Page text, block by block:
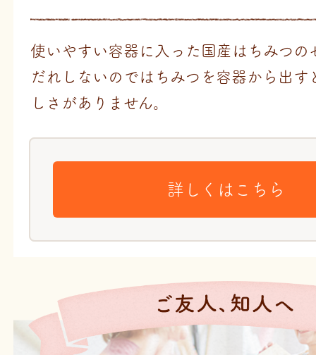
使いやすい容器に入った国産はちみつの
だれしないのではちみつを容器から出す
しさがありません。
詳しくはこちら